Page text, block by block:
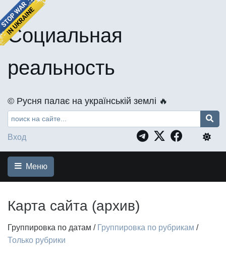
Социальная
реальность
©️ Русня палає на українській землі 🔥
Вход
Меню
Карта сайта (архив)
Группировка по датам / Группировка по рубрикам /
Только рубрики